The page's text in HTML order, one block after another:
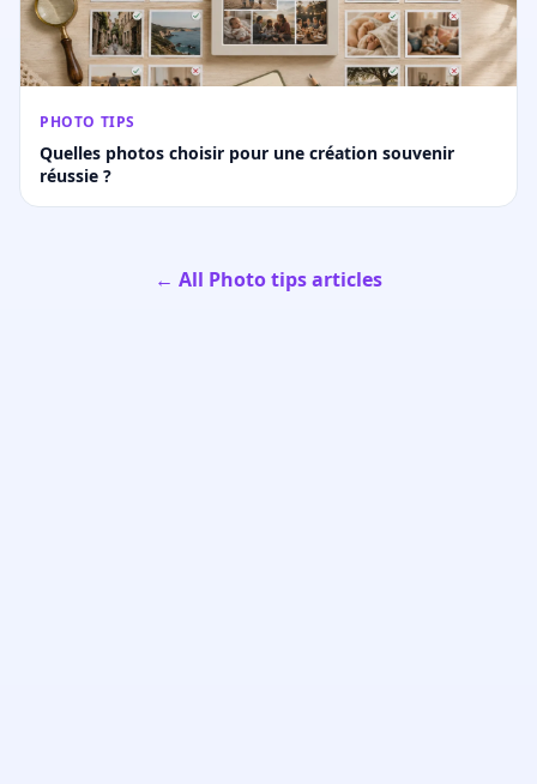
PHOTO TIPS
Quelles photos choisir pour une création souvenir
réussie ?
← All Photo tips articles